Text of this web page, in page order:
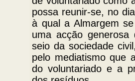
possa reunir-se, no
à qual a Almargem
uma acção generosa
seio da sociedade
pelo mediatismo que
do voluntariado e a